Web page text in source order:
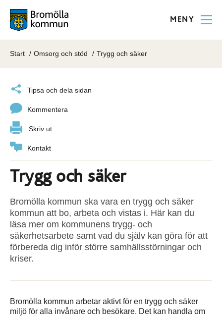
MENY
Start Omsorg och stöd Trygg och säker
Tipsa och dela sidan
Kommentera
Skriv ut
Kontakt
Trygg och säker
Bromölla kommun ska vara en trygg och säker
kommun att bo, arbeta och vistas i. Här kan du
läsa mer om kommunens trygg- och
säkerhetsarbete samt vad du själv kan göra för att
förbereda dig inför större samhällsstörningar och
kriser.
Bromölla kommun arbetar aktivt för en trygg och säker
miljö för alla invånare och besökare. Det kan handla om